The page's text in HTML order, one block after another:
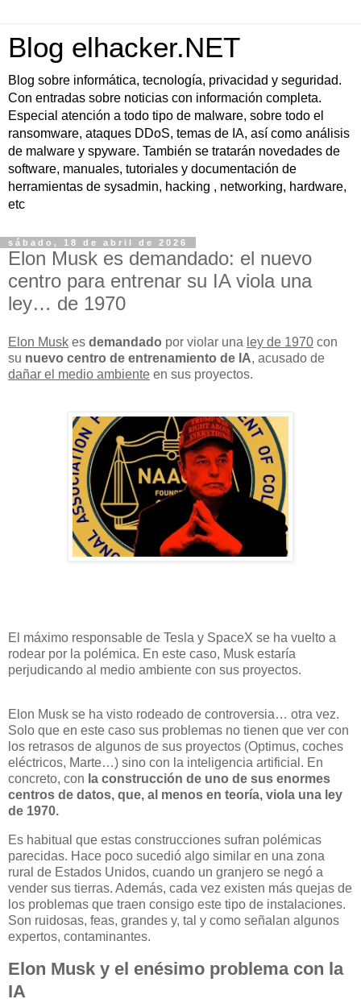
Blog elhacker.NET
Blog sobre informática, tecnología, privacidad y seguridad.
Con entradas sobre noticias con información completa.
Especial atención a todo tipo de malware, sobre todo el
ransomware, ataques DDoS, temas de IA, así como análisis
de malware y spyware. También se tratarán novedades de
software, manuales, tutoriales y documentación de
herramientas de sysadmin, hacking , networking, hardware,
etc
sábado, 18 de abril de 2026
Elon Musk es demandado: el nuevo
centro para entrenar su IA viola una
ley… de 1970
Elon Musk es demandado por violar una ley de 1970 con
su nuevo centro de entrenamiento de IA, acusado de
dañar el medio ambiente en sus proyectos.
El máximo responsable de Tesla y SpaceX se ha vuelto a
rodear por la polémica. En este caso, Musk estaría
perjudicando al medio ambiente con sus proyectos.
Elon Musk se ha visto rodeado de controversia… otra vez.
Solo que en este caso sus problemas no tienen que ver con
los retrasos de algunos de sus proyectos (Optimus, coches
eléctricos, Marte…) sino con la inteligencia artificial. En
concreto, con la construcción de uno de sus enormes
centros de datos, que, al menos en teoría, viola una ley
de 1970.
Es habitual que estas construcciones sufran polémicas
parecidas. Hace poco sucedió algo similar en una zona
rural de Estados Unidos, cuando un granjero se negó a
vender sus tierras. Además, cada vez existen más quejas de
los problemas que traen consigo este tipo de instalaciones.
Son ruidosas, feas, grandes y, tal y como señalan algunos
expertos, contaminantes.
Elon Musk y el enésimo problema con la
IA